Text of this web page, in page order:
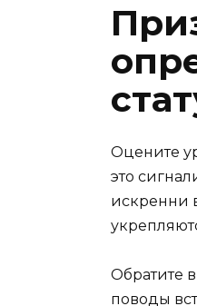
Оцените
это
искренни
Обратите
поводы